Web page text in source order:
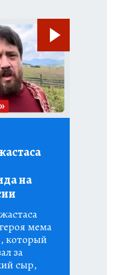
на
мема
который
за
сыр,